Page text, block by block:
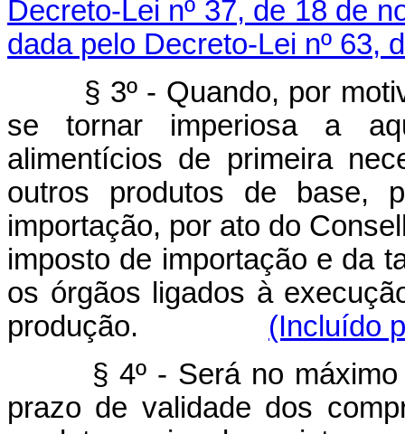
Decreto-Lei nº 37, de 18 de
dada pelo Decreto-Lei nº 63,
§ 3º - Quando, por
se tornar imperiosa a
alimentícios de primeira
outros produtos de base,
importação, por ato do
imposto de importação e da
os órgãos ligados à
produção.
(Incluído
§ 4º - Será no máximo
prazo de validade dos